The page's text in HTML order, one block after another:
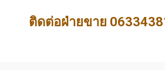
ติดต่อฝ่ายขาย